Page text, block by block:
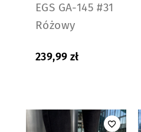
EGS GA-145 #31
Różowy
239,99 zł